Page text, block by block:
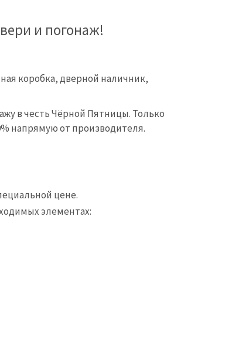
и погонаж!
коробка, дверной наличник,
в честь Чёрной Пятницы. Только
напрямую от производителя.
цене.
элементах: